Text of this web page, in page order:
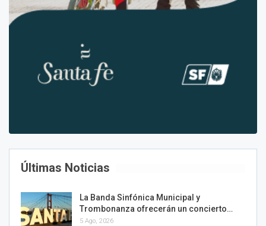
Últimas Noticias
La Banda Sinfónica Municipal y
Trombonanza ofrecerán un concierto…
5 Ago, 2026